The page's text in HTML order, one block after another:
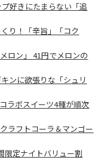
好きにたまらない「追
り！「辛旨」「コク
ロン」 41円でメロンの
ンに欲張りな「シュリ
ラボスイーツ4種が順次
ラフトコーラ＆マンゴー
限定ナイトバリュー割